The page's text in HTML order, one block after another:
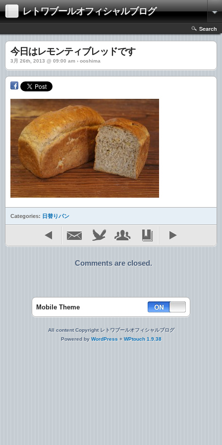
レトワブールオフィシャルブログ
Search
今日はレモンティブレッドです
3月 26th, 2013 @ 09:00 am › ooshima
Categories: 日替りパン
Comments are closed.
Mobile Theme
All content Copyright レトワブールオフィシャルブログ
Powered by WordPress + WPtouch 1.9.38